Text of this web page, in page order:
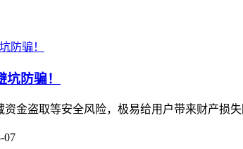
防骗！
金盗取等安全风险，极易给用户带来财产损
07